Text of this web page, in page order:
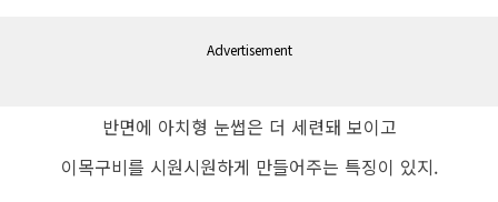
Advertisement
반면에 아치형 눈썹은 더 세련돼 보이고
이목구비를 시원시원하게 만들어주는 특징이 있지.